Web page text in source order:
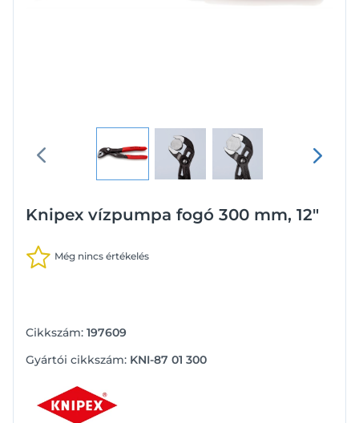
Knipex vízpumpa fogó 300 mm, 12"
Még nincs értékelés
Cikkszám: 197609
Gyártói cikkszám: KNI-87 01 300